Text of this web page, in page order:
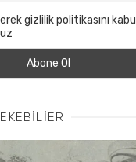
gizlilik politikasını kabul